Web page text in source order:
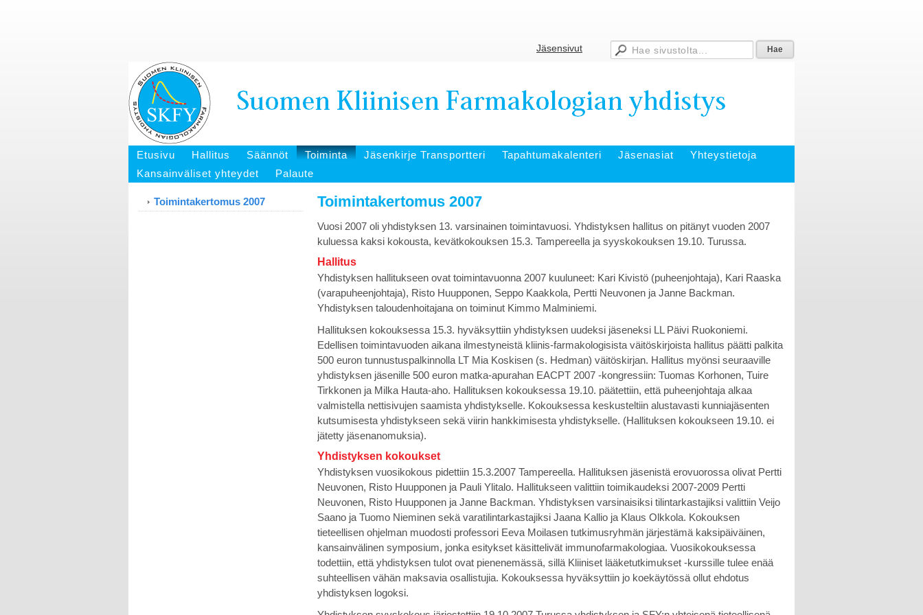
Jäsensivut
Etusivu Hallitus Säännöt Toiminta Jäsenkirje Transportteri Tapahtumakalenteri Jäsenasiat
Yhteystietoja
Kansainväliset yhteydet
Palaute
Toimintakertomus 2007
Vuosi 2007 oli yhdistyksen 13. varsinainen toimintavuosi. Yhdistyksen hallitus on pitänyt vuoden 2007
kuluessa kaksi kokousta, kevätkokouksen 15.3. Tampereella ja syyskokouksen 19.10. Turussa.
Hallitus
Yhdistyksen hallitukseen ovat toimintavuonna 2007 kuuluneet: Kari Kivistö (puheenjohtaja), Kari Raaska
(varapuheenjohtaja), Risto Huupponen, Seppo Kaakkola, Pertti Neuvonen ja Janne Backman.
Yhdistyksen taloudenhoitajana on toiminut Kimmo Malminiemi.
Hallituksen kokouksessa 15.3. hyväksyttiin yhdistyksen uudeksi jäseneksi LL Päivi Ruokoniemi.
Edellisen toimintavuoden aikana ilmestyneistä kliinis-farmakologisista väitöskirjoista hallitus päätti palkita
500 euron tunnustuspalkinnolla LT Mia Koskisen (s. Hedman) väitöskirjan. Hallitus myönsi seuraaville
yhdistyksen jäsenille 500 euron matka-apurahan EACPT 2007 -kongressiin: Tuomas Korhonen, Tuire
Tirkkonen ja Milka Hauta-aho. Hallituksen kokouksessa 19.10. päätettiin, että puheenjohtaja alkaa
valmistella nettisivujen saamista yhdistykselle. Kokouksessa keskusteltiin alustavasti kunniajäsenten
kutsumisesta yhdistykseen sekä viirin hankkimisesta yhdistykselle. (Hallituksen kokoukseen 19.10. ei
jätetty jäsenanomuksia).
Yhdistyksen kokoukset
Yhdistyksen vuosikokous pidettiin 15.3.2007 Tampereella. Hallituksen jäsenistä erovuorossa olivat Pertti
Neuvonen, Risto Huupponen ja Pauli Ylitalo. Hallitukseen valittiin toimikaudeksi 2007-2009 Pertti
Neuvonen, Risto Huupponen ja Janne Backman. Yhdistyksen varsinaisiksi tilintarkastajiksi valittiin Veijo
Saano ja Tuomo Nieminen sekä varatilintarkastajiksi Jaana Kallio ja Klaus Olkkola. Kokouksen
tieteellisen ohjelman muodosti professori Eeva Moilasen tutkimusryhmän järjestämä kaksipäiväinen,
kansainvälinen symposium, jonka esitykset käsittelivät immunofarmakologiaa. Vuosikokouksessa
todettiin, että yhdistyksen tulot ovat pienenemässä, sillä Kliiniset lääketutkimukset -kurssille tulee enää
suhteellisen vähän maksavia osallistujia. Kokouksessa hyväksyttiin jo koekäytössä ollut ehdotus
yhdistyksen logoksi.
Toimintakertomus 2007